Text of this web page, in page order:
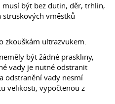
být bez dutin, děr, trhlin,
vměstků
zkouškám ultrazvukem.
být žádné praskliny,
vady je nutné odstranit
odstranění vady nesmí
velikosti, vypočtenou z